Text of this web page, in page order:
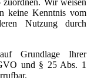
keine Kenntnis vom
Nutzung durch
Grundlage Ihrer
und § 25 Abs. 1